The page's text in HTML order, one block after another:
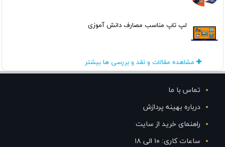
لپ تاپ مناسب مصارف دانش آموزی
مشاهده مقالات و نقد و بررسی ها بیشتر
تماس با ما
درباره بهینه پردازش
راهنمای خرید از سایت
ساعات کاری: ۱۰ الی ۱۸